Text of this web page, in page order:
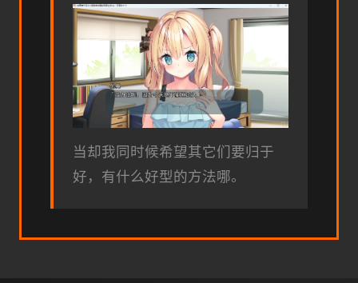
当却我同时候希望其它们要归于
好，有什么好型的方法哪。